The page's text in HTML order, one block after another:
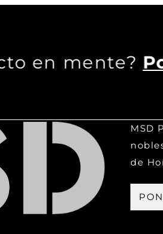
en mente?
MSD
de